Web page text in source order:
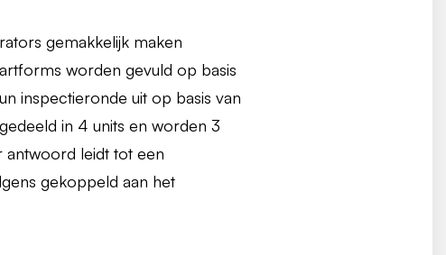
gemakkelijk maken
worden gevuld op basis
inspectieronde uit op basis van
in 4 units en worden 3
leidt tot een
gekoppeld aan het